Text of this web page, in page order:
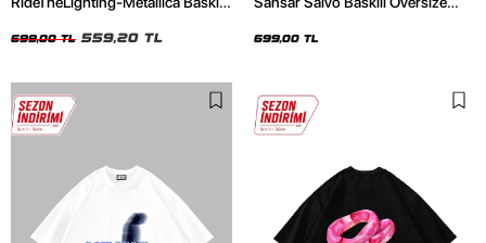
Tshirt
699,00 TL 559,20 TL 699,00 TL